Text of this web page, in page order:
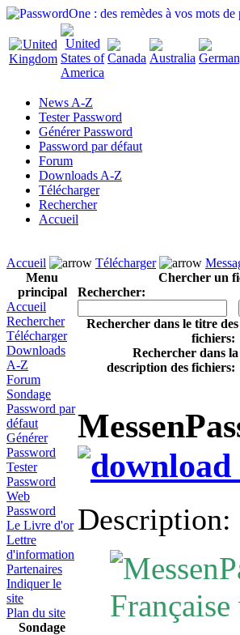
News A-Z
Tester Password
Générer Password
Password par défaut
Forum
Downloads A-Z
Télécharger
Rechercher
Accueil
Accueil Télécharger
Menu
principal
Accueil
Rechercher
Télécharger
Downloads
A-Z
Forum
Sondage
Password par
défaut
Générer
Password
Tester
Password
Web
Password
Le Livre d'or
Lettre
d'information
Partenaires
Indiquer le
site
Plan du site
Sondage
Chercher un
Rechercher:
Rechercher dans le titre des
fichiers:
Rechercher dans la
description des fichiers:
Description: